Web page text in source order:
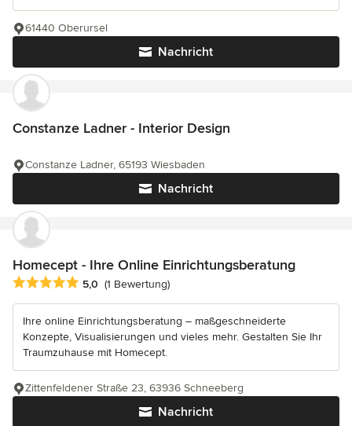
Nachricht
61440 Oberursel
Constanze Ladner - Interior Design
Nachricht
Constanze Ladner, 65193 Wiesbaden
Homecept - Ihre Online Einrichtungsberatung
Durchschnittliche Bewertung: 5 von 5 Sternen
5,0 (1 Bewertung)
Ihre online Einrichtungsberatung – maßgeschneiderte
Konzepte, Visualisierungen und vieles mehr. Gestalten Sie Ihr
Traumzuhause mit Homecept.
Nachricht
Zittenfeldener Straße 23, 63936 Schneeberg